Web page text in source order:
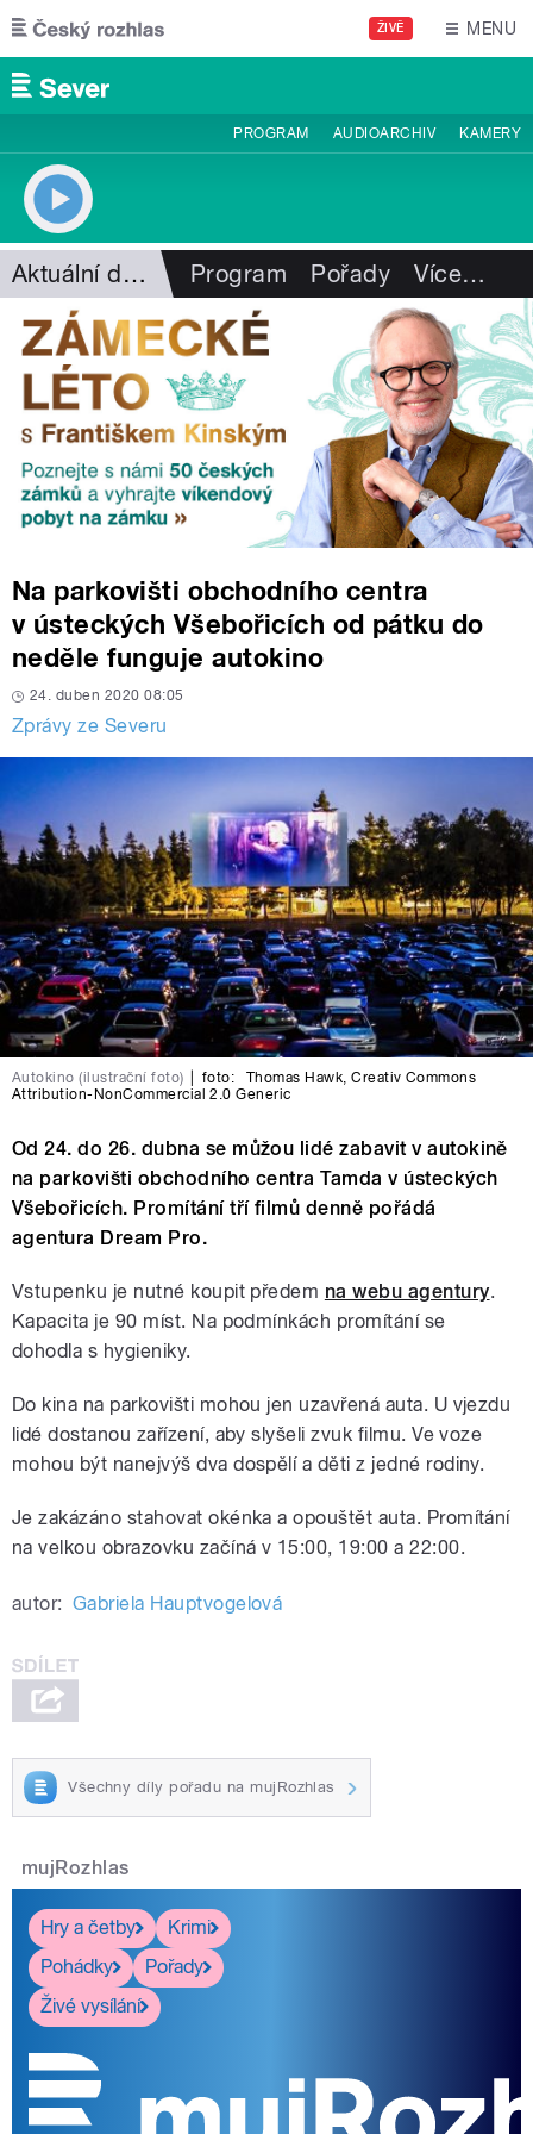
Přejít k hlavnímu obsahu
ŽIVĚ MENU
PROGRAM AUDIOARCHIV KAMERY
Aktuální dění Program Pořady Více…
Na parkovišti obchodního centra
v ústeckých Všebořicích od pátku do
neděle funguje autokino
24. duben 2020 08:05
Zprávy ze Severu
Autokino (ilustrační foto) foto: Thomas Hawk,Creativ Commons
Attribution-NonCommercial 2.0 Generic
Od 24. do 26. dubna se můžou lidé zabavit v autokině
na parkovišti obchodního centra Tamda v ústeckých
Všebořicích. Promítání tří filmů denně pořádá
agentura Dream Pro.
Vstupenku je nutné koupit předem na webu agentury.
Kapacita je 90 míst. Na podmínkách promítání se
dohodla s hygieniky.
Do kina na parkovišti mohou jen uzavřená auta. U vjezdu
lidé dostanou zařízení, aby slyšeli zvuk filmu. Ve voze
mohou být nanejvýš dva dospělí a děti z jedné rodiny.
Je zakázáno stahovat okénka a opouštět auta. Promítání
na velkou obrazovku začíná v 15:00, 19:00 a 22:00.
autor: Gabriela Hauptvogelová
Všechny díly pořadu na mujRozhlas
mujRozhlas
Hry a četby
Krimi
Pohádky
Pořady
Živé vysílání